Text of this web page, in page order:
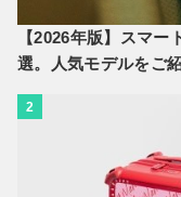
【2026年版】スマ
選。人気モデルをご
2